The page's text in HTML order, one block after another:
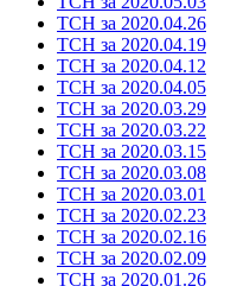
ТСН за 2020.04.26
ТСН за 2020.04.19
ТСН за 2020.04.12
ТСН за 2020.04.05
ТСН за 2020.03.29
ТСН за 2020.03.22
ТСН за 2020.03.15
ТСН за 2020.03.08
ТСН за 2020.03.01
ТСН за 2020.02.23
ТСН за 2020.02.16
ТСН за 2020.02.09
ТСН за 2020.01.26